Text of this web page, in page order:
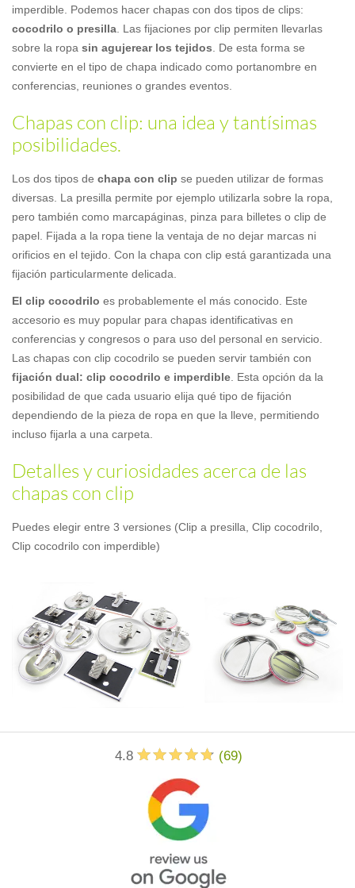
imperdible. Podemos hacer chapas con dos tipos de clips:
cocodrilo o presilla . Las fijaciones por clip permiten llevarlas
sobre la ropa sin agujerear los tejidos . De esta forma se
convierte en el tipo de chapa indicado como portanombre en
conferencias, reuniones o grandes eventos.
Chapas con clip: una idea y tantísimas
posibilidades.
Los dos tipos de chapa con clip se pueden utilizar de formas
diversas. La presilla permite por ejemplo utilizarla sobre la ropa,
pero también como marcapáginas, pinza para billetes o clip de
papel. Fijada a la ropa tiene la ventaja de no dejar marcas ni
orificios en el tejido. Con la chapa con clip está garantizada una
fijación particularmente delicada.
El clip cocodrilo es probablemente el más conocido. Este
accesorio es muy popular para chapas identificativas en
conferencias y congresos o para uso del personal en servicio.
Las chapas con clip cocodrilo se pueden servir también con
fijación dual: clip cocodrilo e imperdible . Esta opción da la
posibilidad de que cada usuario elija qué tipo de fijación
dependiendo de la pieza de ropa en que la lleve, permitiendo
incluso fijarla a una carpeta.
Detalles y curiosidades acerca de las
chapas con clip
Puedes elegir entre 3 versiones (Clip a presilla, Clip cocodrilo,
Clip cocodrilo con imperdible)
4.8 (69)